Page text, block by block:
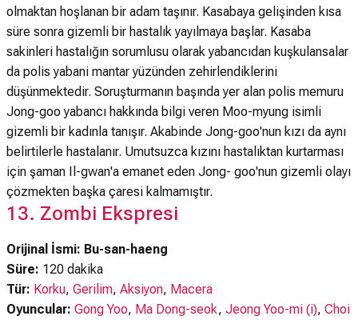
olmaktan hoşlanan bir adam taşınır. Kasabaya gelişinden kısa
süre sonra gizemli bir hastalık yayılmaya başlar. Kasaba
sakinleri hastalığın sorumlusu olarak yabancıdan kuşkulansalar
da polis yabani mantar yüzünden zehirlendiklerini
düşünmektedir. Soruşturmanın başında yer alan polis memuru
Jong-goo yabancı hakkında bilgi veren Moo-myung isimli
gizemli bir kadınla tanışır. Akabinde Jong-goo'nun kızı da aynı
belirtilerle hastalanır. Umutsuzca kızını hastalıktan kurtarması
için şaman Il-gwan'a emanet eden Jong- goo'nun gizemli olayı
çözmekten başka çaresi kalmamıştır.
13. Zombi Ekspresi
Orijinal İsmi: Bu-san-haeng
Süre: 120 dakika
Tür: Korku, Gerilim, Aksiyon, Macera
Oyuncular: Gong Yoo, Ma Dong-seok, Jeong Yoo-mi (i), Choi